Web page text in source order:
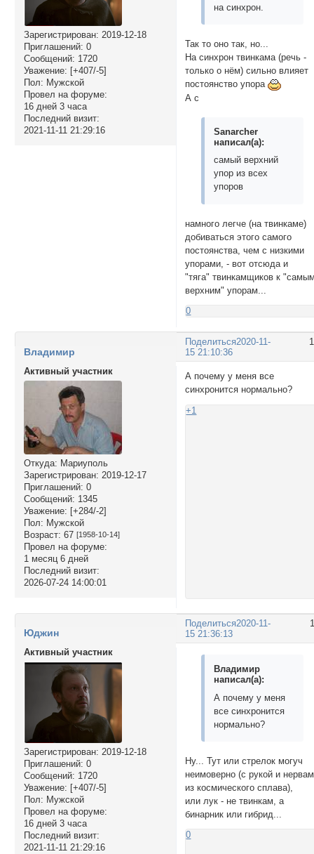
Зарегистрирован: 2019-12-18
Приглашений: 0
Сообщений: 1720
Уважение: [+407/-5]
Пол: Мужской
Провел на форуме:
16 дней 3 часа
Последний визит:
2021-11-11 21:29:16
на синхрон.
Так то оно так, но...
На синхрон твинкама (речь -
только о нём) сильно влияет
постоянство упора
А с
Sanarcher
написал(а):
самый верхний
упор из всех
упоров
намного легче (на твинкаме)
добиваться этого самого
постоянства, чем с низкими
упорами, - вот отсюда и
"тяга" твинкамщиков к
верхним" упорам...
0
Поделиться2020-11-
15 21:10:36
Владимир
Активный участник
Откуда: Мариуполь
Зарегистрирован: 2019-12-17
Приглашений: 0
Сообщений: 1345
Уважение: [+284/-2]
Пол: Мужской
Возраст: 67 [1958-10-14]
Провел на форуме:
1 месяц 6 дней
Последний визит:
2026-07-24 14:00:01
А почему у меня все
синхронится нормально?
+1
Поделиться2020-11-
15 21:36:13
Юджин
Активный участник
Зарегистрирован: 2019-12-18
Приглашений: 0
Сообщений: 1720
Уважение: [+407/-5]
Пол: Мужской
Провел на форуме:
16 дней 3 часа
Последний визит:
2021-11-11 21:29:16
Владимир
написал(а):
А почему у меня
все синхронится
нормально?
Ну... Тут или стрелок могуч
неимоверно (с рукой и
из космического сплава),
или лук - не твинкам, а
бинарник или гибрид...
0